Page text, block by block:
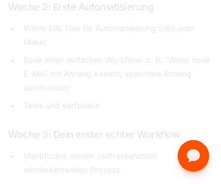
Woche 2: Erste Automatisierung
Wähle EIN Tool für Automatisierung (n8n oder
Make)
Baue einen einfachen Workflow: z. B. "Wenn neue
E-Mail mit Anhang kommt, speichere Anhang
automatisch"
Teste und verfeinere
Woche 3: Dein erster echter Workflow
Identifiziere deinen zeitfressendsten
wiederkehrenden Prozess